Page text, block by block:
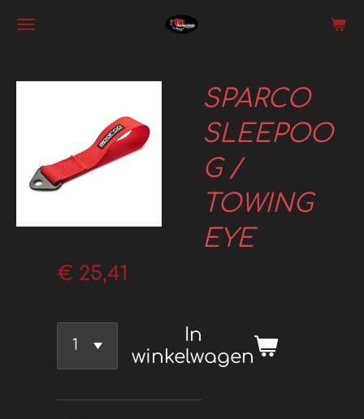
Ga
hoofdinhoud
SPARCO
SLEEPOO
G /
TOWING
EYE
€ 25,41
In
winkelwagen